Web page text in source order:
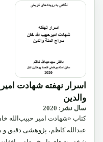
اسرار نهفته
والدین
سال نشر: 2020
کتاب «شهادت امیر حبیب‌الله
عبدالله کاظم، پژوهشی دقیق و